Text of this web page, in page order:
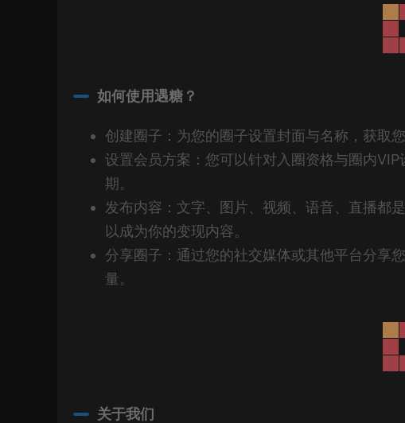
如何使用遇糖？
创建圈子：为您的圈子设置封面与名称，获取您
设置会员方案：您可以针对入圈资格与圈内
期。
发布内容：文字、图片、视频、语音、直播都
以成为你的变现内容。
分享圈子：通过您的社交媒体或其他平台分享
量。
关于我们